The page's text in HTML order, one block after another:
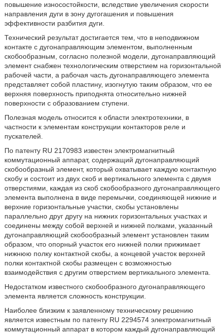
повышение износостойкости, вследствие увеличения скорости
направления дуги в зону дугогашения и повышения
эффективности разбития дуги.
Технический результат достигается тем, что в неподвижном
контакте с дугонаправляющим элементом, выполненным
скобообразным, согласно полезной модели, дугонаправляющий
элемент снабжен технологическим отверстием на горизонтальной
рабочей части, а рабочая часть дугонаправляющего элемента
представляет собой пластину, изогнутую таким образом, что ее
верхняя поверхность приподнята относительно нижней
поверхности с образованием ступени.
Полезная модель относится к области электротехники, в
частности к элементам конструкции контакторов реле и
пускателей.
По патенту RU 2170983 известен электромагнитный
коммутационный аппарат, содержащий дугонаправляющий
скобообразный элемент, который охватывает каждую контактную
скобу и состоит из двух скоб и вертикального элемента с двумя
отверстиями, каждая из скоб скобообразного дугонаправляющего
элемента выполнена в виде перемычки, соединяющей нижние и
верхние горизонтальные участки, скобы установлены
параллельно друг другу на нижних горизонтальных участках и
соединены между собой верхней и нижней полками, указанный
дугонаправляющий скобообразный элемент установлен таким
образом, что опорный участок его нижней полки прижимает
нижнюю полку контактной скобы, а концевой участок верхней
полки контактной скобы размещен с возможностью
взаимодействия с другим отверстием вертикального элемента.
Недостатком известного скобообразного дугонаправляющего
элемента является сложность конструкции.
Наиболее близким к заявленному техническому решению
является известным по патенту RU 2294574 электромагнитный
коммутационный аппарат в котором каждый дугонаправляющий